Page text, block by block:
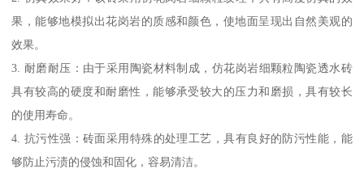
果，能够地模拟出花岗岩的质感和颜色，使地面呈现出自然美观的
效果。
3. 耐磨耐压：由于采用陶瓷材料制成，仿花岗岩细颗粒陶瓷透水砖
具有较高的硬度和耐磨性，能够承受较大的压力和磨损，具有较长
的使用寿命。
4. 抗污性强：砖面采用特殊的处理工艺，具有良好的防污性能，能
够防止污渍的侵蚀和固化，容易清洁。